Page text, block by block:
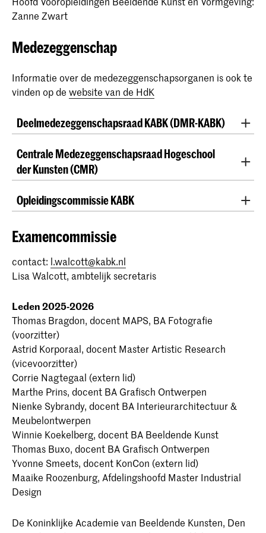
Zanne Zwart
Medezeggenschap
Informatie over de medezeggenschapsorganen is ook te
vinden op de website van de HdK
Deelmedezeggenschapsraad KABK (DMR-KABK)
Hilde Barwegen NOP, voorzitter
Channa Boon OP
Jan van Beek NOP
Jonas Ohlsson OP
Duru Inal student
Yubin Jia student
OP: onderwijzend personeel
NOP: niet-onderwijzend personeel
Centrale Medezeggenschapsraad Hogeschool
der Kunsten (CMR)
Hilde Barwegen, KABK (NOP)
Anka Koziel (voorzitter), KC (OP)
Dominy Clements (secretaris), KC (NOP)
Kolja Meeuwsen, School voor Jong Talent (OP)
Malcolm Wamunza, student KABK
Sara de los Campos, student KC
vacature, student KC
NOP: niet-onderwijzend personeel
OP: onderwijzend personeel
Opleidingscommissie KABK
Lisa Walcott, ambtelijk secretaris
Leden 2025-2026
Cecilia Bengtsson, (voorzitter) docent BA Beeldende
Augusta Orlauskaitė, student MA Interior Architecture
Cecilia Tauber, student BA Interieurarchitectuur &
Meubelontwerpen
Ingrid Costan, student BA Interactive/Media/Design
Luis Maly, teacher Individual Study Track
Marit van der Meulen, coördinator / docent BA
Grafisch Ontwerpen
Nadia Marzouk, student MA Interior Architecture
Reina Hasbini, student MA Non Lineair Narrative
Rosa te Velde, teacher MA Industrial Design
Sanne Beeren, teacher Individual Study Track
Thana Faroq, teacher BA Fotografie/MA Photography
& Society
over het bevorderen en waarborgen van de kwaliteit
Examencommissie
contact: l.walcott@kabk.nl
Lisa Walcott, ambtelijk secretaris
Leden 2025-2026
Thomas Bragdon, docent MAPS, BA Fotografie
(voorzitter)
Astrid Korporaal, docent Master Artistic Research
(vicevoorzitter)
Corrie Nagtegaal (extern lid)
Marthe Prins, docent BA Grafisch Ontwerpen
Nienke Sybrandy, docent BA Interieurarchitectuur &
Meubelontwerpen
Winnie Koekelberg, docent BA Beeldende Kunst
Thomas Buxo, docent BA Grafisch Ontwerpen
Yvonne Smeets, docent KonCon (extern lid)
Maaike Roozenburg, Afdelingshoofd Master Industrial
Design
De Koninklijke Academie van Beeldende Kunsten, Den